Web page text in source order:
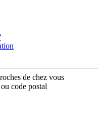
de chez vous
code postal